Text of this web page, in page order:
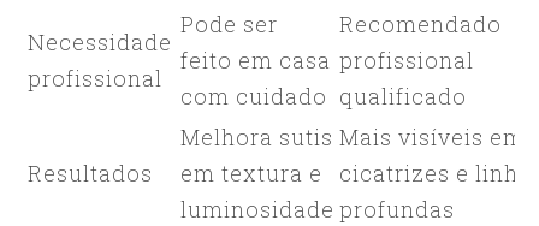
Necessidade
profissional
Pode ser
feito em casa
com cuidado
Recomendado
profissional
qualificado
Resultados
Melhora sutis
em textura e
luminosidade
Mais visíveis em
cicatrizes e
profundas